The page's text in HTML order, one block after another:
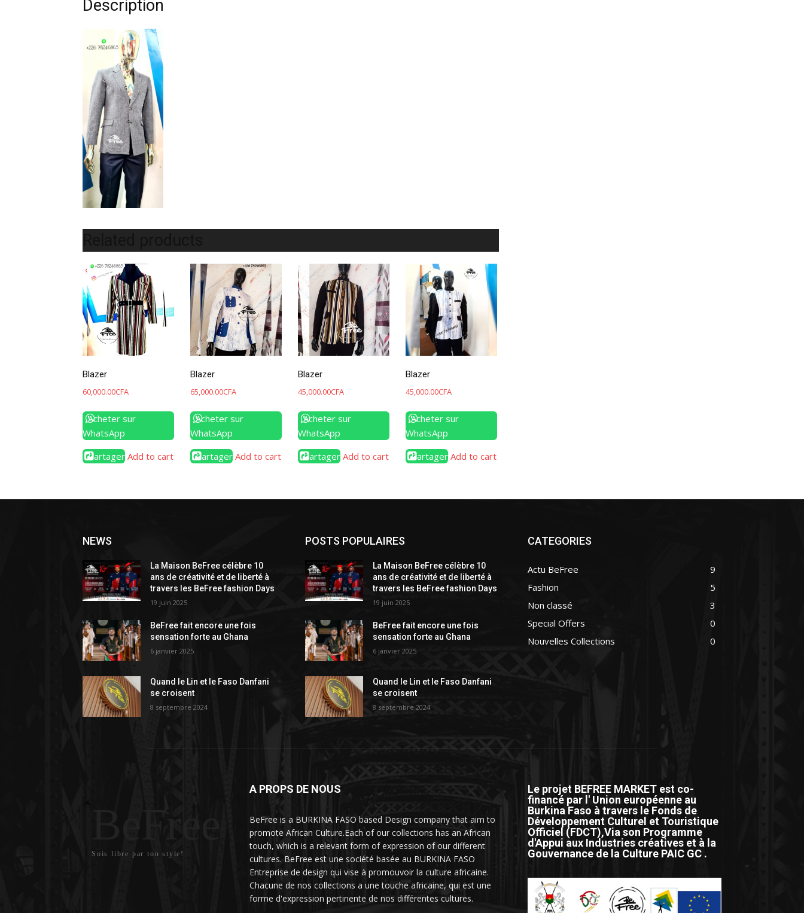
Description
Blazer
60,000.00CFA
Acheter sur
WhatsApp
Partager Add to cart
Blazer
65,000.00CFA
Acheter sur
WhatsApp
Partager Add to cart
Blazer
45,000.00CFA
Acheter sur
WhatsApp
Partager Add to cart
Blazer
45,000.00CFA
Acheter sur
WhatsApp
Partager Add to cart
NEWS
La Maison BeFree célèbre 10
ans de créativité et de liberté à
travers les BeFree fashion Days
19 juin 2025
BeFree fait encore une fois
sensation forte au Ghana
6 janvier 2025
Quand le Lin et le Faso Danfani
se croisent
8 septembre 2024
POSTS POPULAIRES
La Maison BeFree célèbre 10
ans de créativité et de liberté à
travers les BeFree fashion Days
19 juin 2025
BeFree fait encore une fois
sensation forte au Ghana
6 janvier 2025
Quand le Lin et le Faso Danfani
se croisent
8 septembre 2024
CATEGORIES
Actu BeFree
9
Fashion
5
Non classé
3
Special Offers
0
Nouvelles Collections
0
Sois libre par ton style!
A PROPS DE NOUS
BeFree is a BURKINA FASO based Design company that aim to
promote African Culture.Each of our collections has an African
touch, which is a relevant form of expression of our different
cultures. BeFree est une société basée au BURKINA FASO
Entreprise de design qui vise à promouvoir la culture africaine.
Chacune de nos collections a une touche africaine, qui est une
forme d'expression pertinente de nos différentes cultures.
Le projet BEFREE MARKET est co-
financé par l' Union européenne au
Burkina Faso à travers le Fonds de
Développement Culturel et Touristique
Officiel (FDCT),Via son Programme
d'Appui aux Industries créatives et à la
Gouvernance de la Culture PAIC GC .